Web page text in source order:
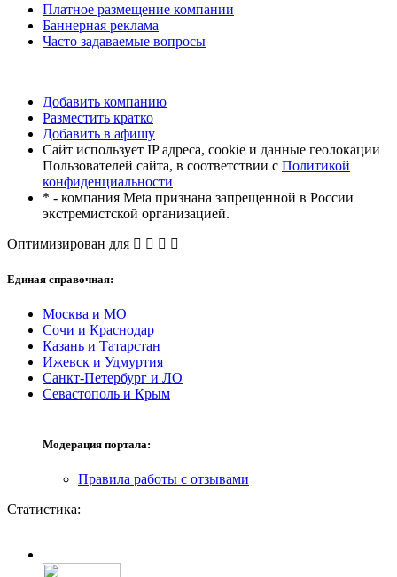
Платное размещение компании
Баннерная реклама
Часто задаваемые вопросы
Добавить компанию
Разместить кратко
Добавить в афишу
Сайт использует IP адреса, cookie и данные геолокации
Пользователей сайта, в соответствии с Политикой
конфиденциальности
* - компания Meta признана запрещенной в России
экстремистской организацией.
Оптимизирован для
Единая справочная:
Москва и МО
Сочи и Краснодар
Казань и Татарстан
Ижевск и Удмуртия
Санкт-Петербург и ЛО
Севастополь и Крым
Модерация портала:
Правила работы с отзывами
Статистика: